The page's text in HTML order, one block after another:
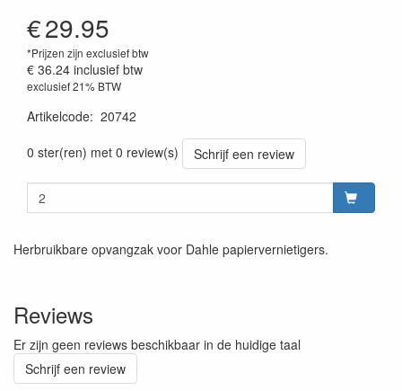
€29.95
*Prijzen zijn exclusief btw
€ 36.24 inclusief btw
exclusief 21% BTW
Artikelcode: 20742
0 ster(ren) met 0 review(s)
Schrijf een review
Herbruikbare opvangzak voor Dahle papiervernietigers.
Reviews
Er zijn geen reviews beschikbaar in de huidige taal
Schrijf een review